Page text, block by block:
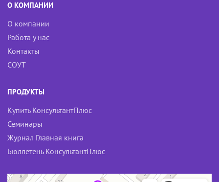
О КОМПАНИИ
О компании
Работа у нас
Контакты
СОУТ
ПРОДУКТЫ
Купить КонсультантПлюс
Семинары
Журнал Главная книга
Бюллетень КонсультантПлюс